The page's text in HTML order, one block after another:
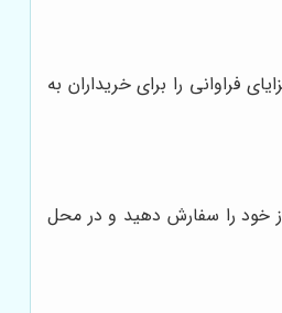
فراوانی را برای خریداران به
خود را سفارش دهید و در محل